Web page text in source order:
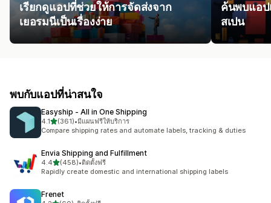
เรียกดูแอปที่ช่วยให้การจัดส่งจาก
เยอรมนีเป็นเรื่องง่าย
ค้นพบแอป
สเปน
พบกับแอปที่น่าสนใจ
Easyship ‑ All in One Shipping
4.1เต็ม 5 ดาว
(361)
ทั้งหมด 361 รีวิว
•มีแผนฟรีให้บริการ
Compare shipping rates and automate labels, tracking & duties
Envia Shipping and Fulfillment
4.4เต็ม 5 ดาว
(458)
ทั้งหมด 458 รีวิว
•ติดตั้งฟรี
Rapidly create domestic and international shipping labels
Frenet